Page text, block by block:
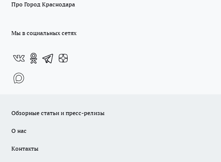
Про Город Краснодара
Мы в социальных сетях
Обзорные статьи и пресс-релизы
О нас
Контакты